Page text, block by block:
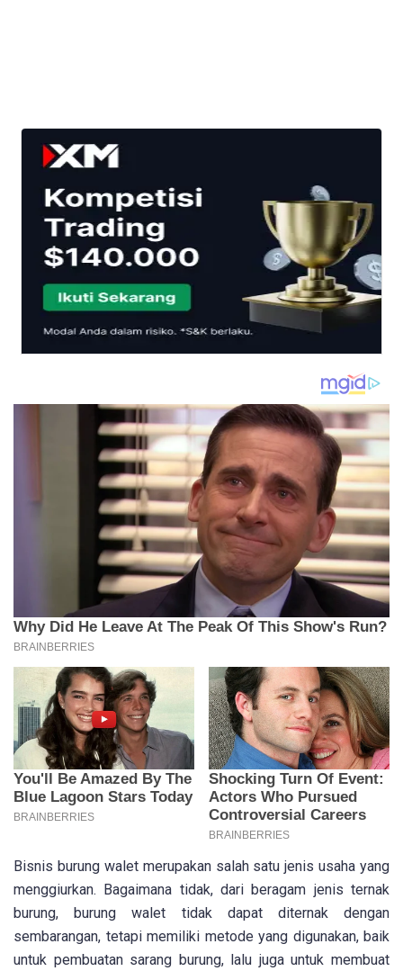
Bisnis burung walet merupakan salah satu jenis usaha yang
menggiurkan. Bagaimana tidak, dari beragam jenis ternak
burung, burung walet tidak dapat diternak dengan
sembarangan, tetapi memiliki metode yang digunakan, baik
untuk pembuatan sarang burung, lalu juga untuk membuat